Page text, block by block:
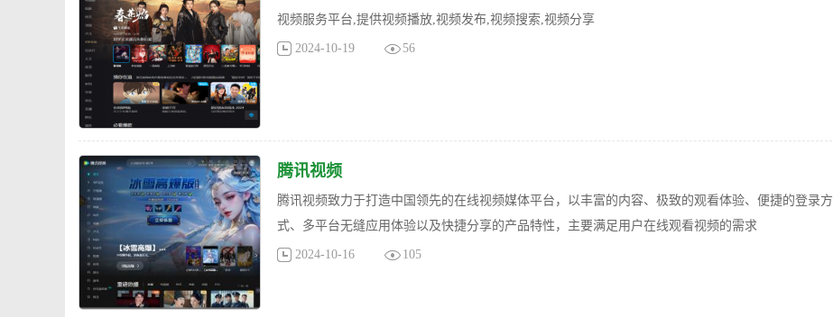
视频服务平台,提供视频播放,视频发布,视频搜索,视频分享
2024-10-19 56
腾讯视频
腾讯视频致力于打造中国领先的在线视频媒体平台，以丰富的内容、极致的观看体验、便捷的登录方
式、多平台无缝应用体验以及快捷分享的产品特性，主要满足用户在线观看视频的需求
2024-10-16 105